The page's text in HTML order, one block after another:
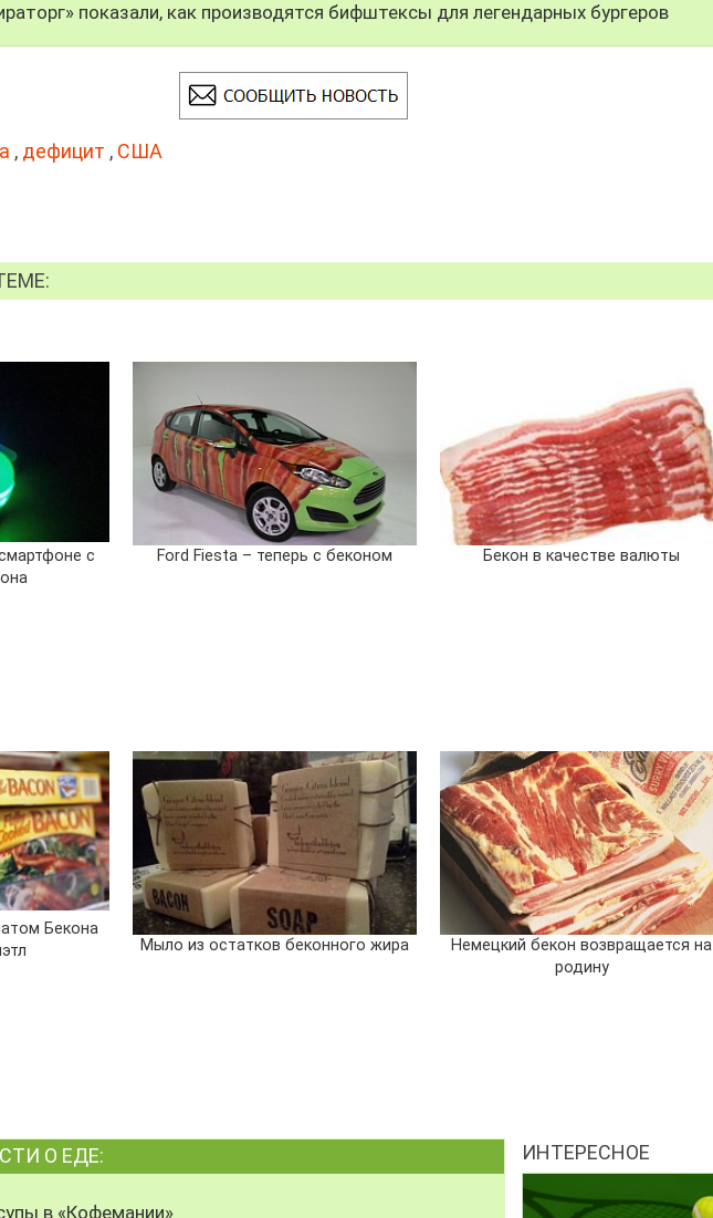
показали, как производятся бифштексы для легендарных бургеров
, дефицит , США
с
Ford Fiesta – теперь с беконом Бекон в качестве валюты
Бекона
Мыло из остатков беконного жира
Немецкий бекон возвращается на
родину
О ЕДЕ:
в «Кофемании»
ИНТЕРЕСНОЕ